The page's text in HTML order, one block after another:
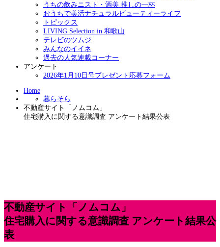
うちの飲みニスト・酒美 推しの一杯
おうちで美活ナチュラルビューティーライフ
トピックス
LIVING Selection in 和歌山
テレビのツムジ
みんなのイイネ
過去の人気連載コーナー
アンケート
2026年1月10日号プレゼント応募フォーム
Home
暮らそら
不動産サイト「ノムコム」
住宅購入に関する意識調査 アンケート結果公表
不動産サイト「ノムコム」
住宅購入に関する意識調査 アンケート結果公
表